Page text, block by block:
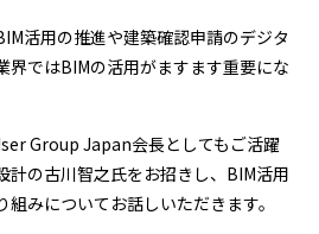
活用の推進や建築確認申請のデジタ
界ではBIMの活用がますます重要にな
Group Japan会長としてもご活躍
計の古川智之氏をお招きし、BIM活用
みについてお話しいただきます。